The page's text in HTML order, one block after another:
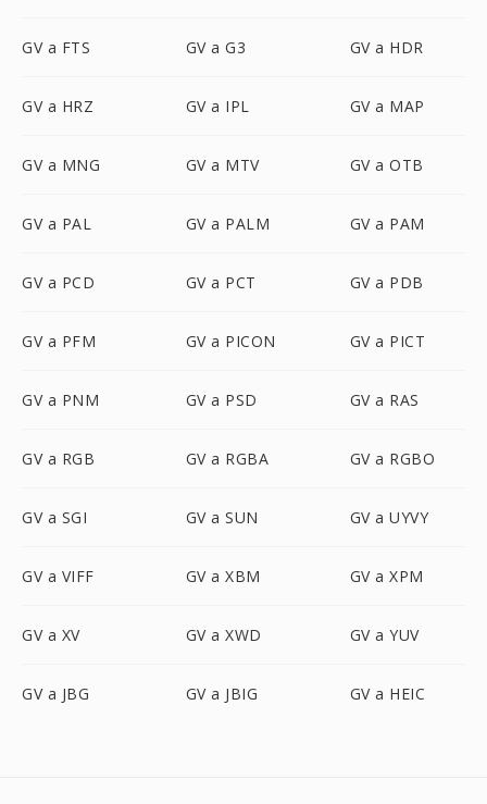
GV a FTS GV a G3 GV a HDR
GV a HRZ GV a IPL GV a MAP
GV a MNG GV a MTV GV a OTB
GV a PAL GV a PALM GV a PAM
GV a PCD GV a PCT GV a PDB
GV a PFM GV a PICON GV a PICT
GV a PNM GV a PSD GV a RAS
GV a RGB GV a RGBA GV a RGBO
GV a SGI GV a SUN GV a UYVY
GV a VIFF GV a XBM GV a XPM
GV a XV GV a XWD GV a YUV
GV a JBG GV a JBIG GV a HEIC